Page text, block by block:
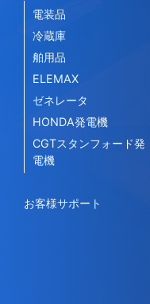
電装品
冷蔵庫
舶用品
ELEMAX
ゼネレータ
HONDA発電機
CGTスタンフォード発
電機
お客様サポート